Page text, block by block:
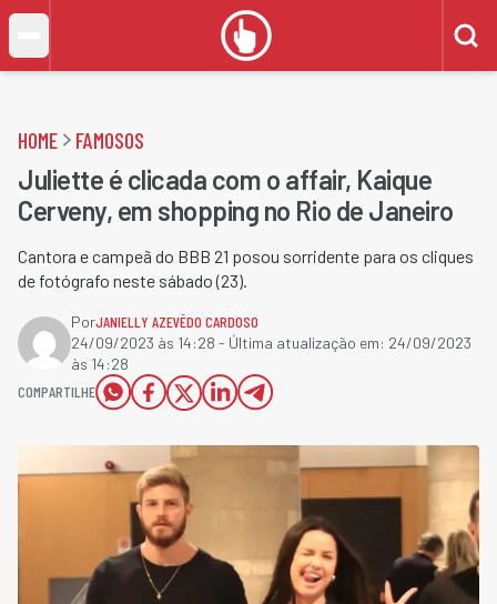
HOME FAMOSOS
Juliette é clicada com o affair, Kaique
Cerveny, em shopping no Rio de Janeiro
Cantora e campeã do BBB 21 posou sorridente para os cliques
de fotógrafo neste sábado (23).
PorJANIELLY AZEVÊDO CARDOSO
24/09/2023 às 14:28 - Última atualização em: 24/09/2023
às 14:28
COMPARTILHE